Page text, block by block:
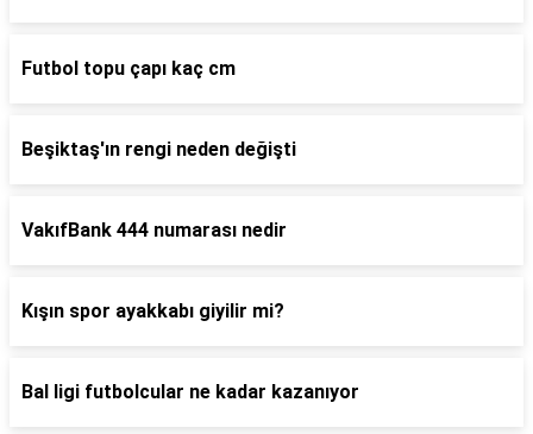
Futbol topu çapı kaç cm
Beşiktaş'ın rengi neden değişti
VakıfBank 444 numarası nedir
Kışın spor ayakkabı giyilir mi?
Bal ligi futbolcular ne kadar kazanıyor